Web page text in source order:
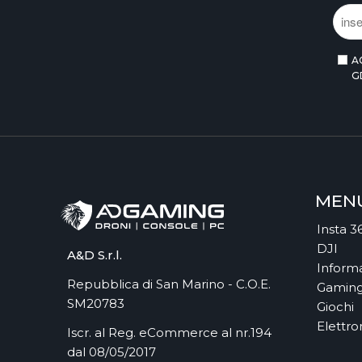
ATLUS
ATOMIC
AUDEZE
AVANQUEST ITALIA
AVM
AVM FRITZ!
A&D S.r.l.
Repubblica di San Marino - C.O.E.
SM20783
Iscr. al Reg. eCommerce al nr.194
dal 08/05/2017
Insta
DJI
Giochi